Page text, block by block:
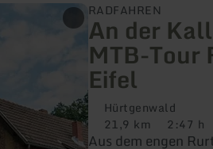
RADFAHREN
An der
MTB-Tour
Eifel
Hürtgenwald
Distanz:
21,9 km Dauer:
2:47 h
Aus dem engen